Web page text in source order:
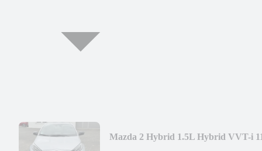
Mazda 2 Hybrid 1.5L Hybrid VVT-i